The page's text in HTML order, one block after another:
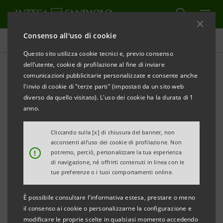
Consenso all'uso di cookie
Questo sito utilizza cookie tecnici e, previo consenso
dell’utente, cookie di profilazione al fine di inviare
comunicazioni pubblicitarie personalizzate e consente anche
l'invio di cookie di "terze parti" (impostati da un sito web
diverso da quello visitato). L'uso dei cookie ha la durata di 1
anno.
!
Cliccando sulla [x] di chiusura del banner, non
acconsenti all’uso dei cookie di profilazione. Non
potremo, perciò, personalizzare la tua esperienza
di navigazione, né offrirti contenuti in linea con le
tue preferenze o i tuoi comportamenti online.
È possibile consultare l'informativa estesa, prestare o meno
il consenso ai cookie o personalizzarne la configurazione e
modificare le proprie scelte in qualsiasi momento accedendo
Comunicati stampa
STAMPA AGGIORNA
COMUNICATO STAMPA
DANNI CAUSATI DAGLI STRAORDINARI EVENTI
ATMOSFERICI CHE HANNO COLPITO IL VENETO, IN
PARTICOLARE LE PROVINCE DI VENEZIA PADOVA E
I finanziamenti potranno essere attivati con un
iter semplificato anche sulla base di